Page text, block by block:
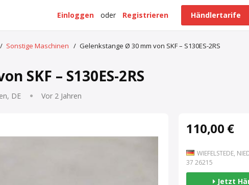
Händlertarife
Registrieren
oder
Einloggen
/ Sonstige Maschinen / Gelenkstange Ø 30 mm von SKF – S130ES-2RS
SKF – S130ES-2RS
DE Vor 2 Jahren
110,00 €
WIEFELSTEDE,
7 26215
Jetzt